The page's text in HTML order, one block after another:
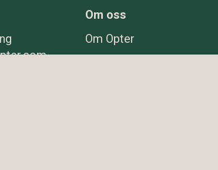
Om oss
Om Opter